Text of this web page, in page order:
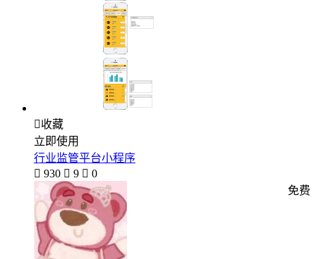
收藏
立即使用
行业监管平台小程序
 930  9  0
免费